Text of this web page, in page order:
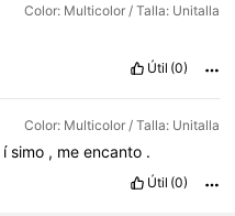
Color: Multicolor / Talla: Unitalla
Útil (0)
Color: Multicolor / Talla: Unitalla
ísimo , me encanto .
Útil (0)